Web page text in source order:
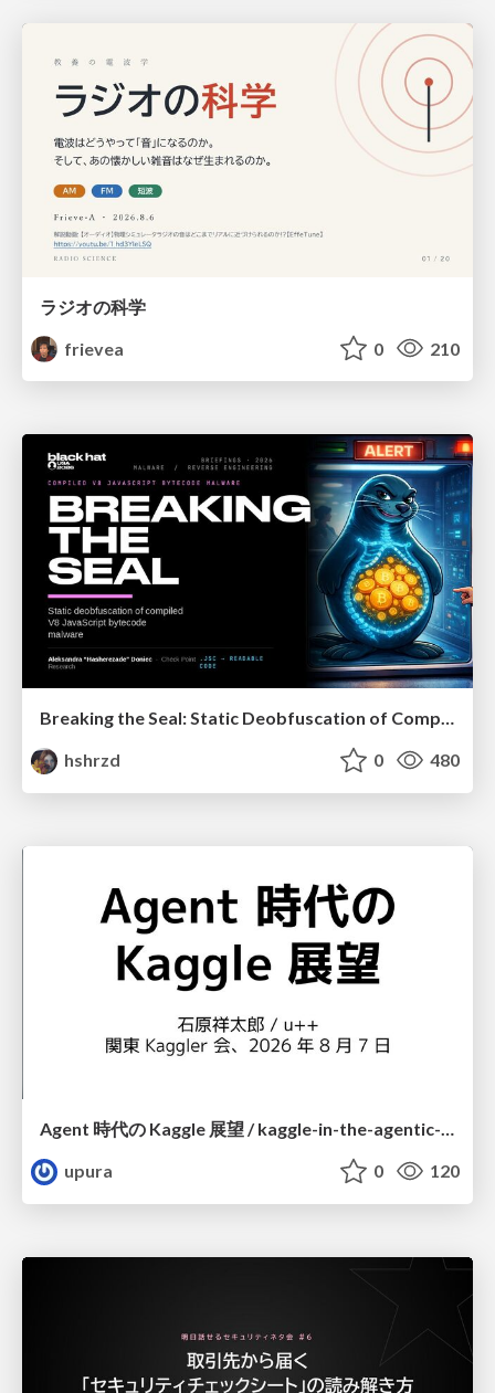
ラジオの科学
frievea
0 210
Breaking the Seal: Static Deobfuscation of Compiled V8 JavaScript Bytecode Malware
hshrzd
0 480
Agent 時代の Kaggle 展望 / kaggle-in-the-agentic-era
upura
0 120